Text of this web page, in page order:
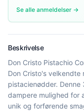
Se alle anmeldelser →
Beskrivelse
Don Cristo Pistachio
Don Cristo's
pistacienødder.
dampere mulighed for
unik og forførende